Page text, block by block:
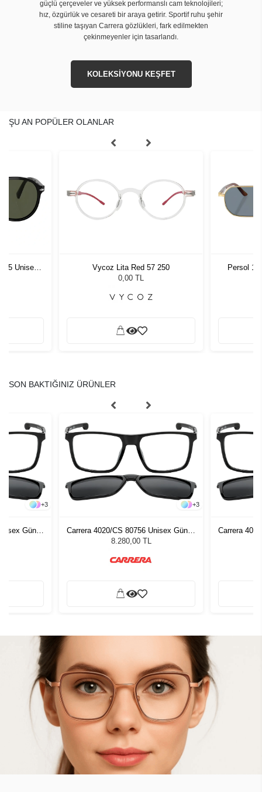
güçlü çerçeveler ve yüksek performanslı cam teknolojileri;
hız, özgürlük ve cesareti bir araya getirir. Sportif ruhu şehir
stiline taşıyan Carrera gözlükleri, fark edilmekten
çekinmeyenler için tasarlandı.
KOLEKSİYONU KEŞFET
ŞU AN POPÜLER OLANLAR
55 Unisex
Vycoz Lita Red 57 250
0,00 TL
Persol
SON BAKTIĞINIZ ÜRÜNLER
+3
Güneş
+3
Carrera 4020/CS 80756 Unisex Güneş
Gözlüğü
8.280,00 TL
Carrera